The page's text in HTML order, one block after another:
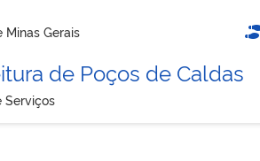
Minas Gerais
de Poços de Caldas
Serviços